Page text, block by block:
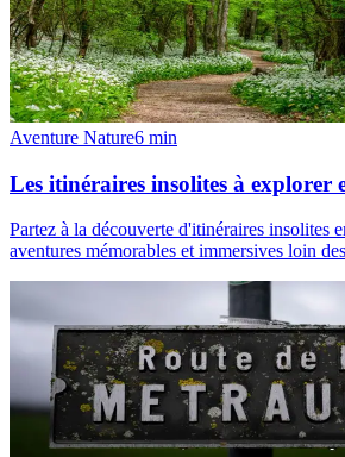
Aventure Nature6 min
Les itinéraires insolites à explorer
Partez à la découverte d'itinéraires insolites
aventures mémorables et immersives loin